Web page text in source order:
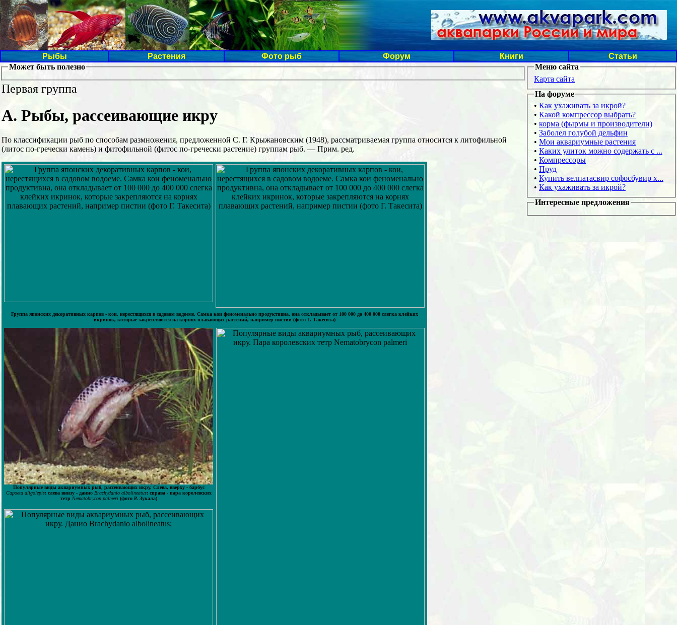
Рыбы Растения Фото рыб Форум Книги
Статьи
Может быть полезно
Первая группа
А. Рыбы, рассеивающие икру
По классификации рыб по способам размножения, предложенной С. Г. Крыжановским (1948), рассматриваемая группа относится к литофильной
(литос по-гречески камень) и фитофильной (фитос по-гречески растение) группам рыб. — Прим. ред.
Группа японских декоративных карпов - кои, нерестящихся в садовом водоеме. Самка кои феноменально продуктивна, она откладывает от 100 000 до 400 000 слегка клейких
икринок, которые закрепляются на корнях плавающих растений, например пистии (фото Г. Такесита)
Популярные виды аквариумных рыб, рассеивающих икру. Слева, вверху - барбус
Capoeta aligolepis; слева внизу - данио Brachydanio albolineatus; справа - пара королевских
тетр Nematobrycon palmeri (фото Р. Зукала)
Меню сайта
Карта сайта
На форуме
• Как ухаживать за икрой?
• Какой компрессор выбрать?
• корма (фырмы и производители)
• Заболел голубой дельфин
• Мои аквариумные растения
• Каких улиток можно содержать с ...
• Компрессоры
• Пруд
• Купить велпатасвир софосбувир х...
• Как ухаживать за икрой?
Интересные предложения